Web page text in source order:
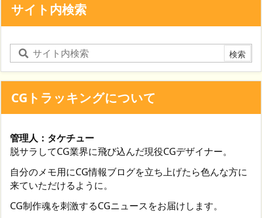
サイト内検索
CGトラッキングについて
管理人：タケチュー
脱サラしてCG業界に飛び込んだ現役CGデザイナー。
自分のメモ用にCG情報ブログを立ち上げたら色んな方に
来ていただけるように。
CG制作魂を刺激するCGニュースをお届けします。